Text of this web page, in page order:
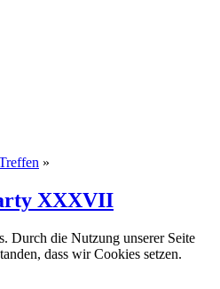
»
XXXVII
Durch die Nutzung unserer Seite
dass wir Cookies setzen.